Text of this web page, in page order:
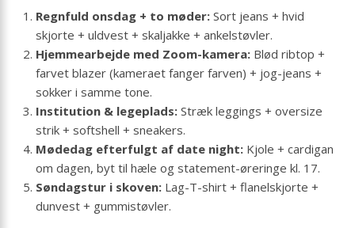
Regnfuld onsdag + to møder: Sort jeans + hvid
skjorte + uldvest + skaljakke + ankelstøvler.
Hjemmearbejde med Zoom-kamera: Blød ribtop +
farvet blazer (kameraet fanger farven) + jog-jeans +
sokker i samme tone.
Institution & legeplads: Stræk leggings + oversize
strik + softshell + sneakers.
Mødedag efterfulgt af date night: Kjole + cardigan
om dagen, byt til hæle og statement-øreringe kl. 17.
Søndagstur i skoven: Lag-T-shirt + flanelskjorte +
dunvest + gummistøvler.